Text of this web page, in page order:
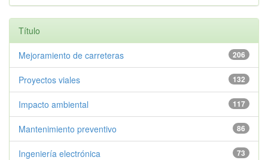
Título
206
Mejoramiento de carreteras
132
Proyectos viales
117
Impacto ambiental
86
Mantenimiento preventivo
73
Ingeniería electrónica